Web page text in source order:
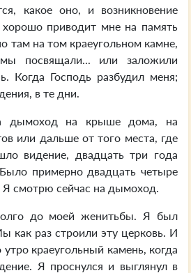
какое оно, и возникновение
приводит мне на память
там на том краеугольном камне,
посвящали... или заложили
Когда Господь разбудил меня;
в те дни.
дымоход на крыше дома, на
или дальше от того места, где
видение, двадцать три года
примерно двадцать четыре
Я смотрю сейчас на дымоход.
до моей женитьбы. Я был
как раз строили эту церковь. И
краеугольный камень, когда
Я проснулся и выглянул в